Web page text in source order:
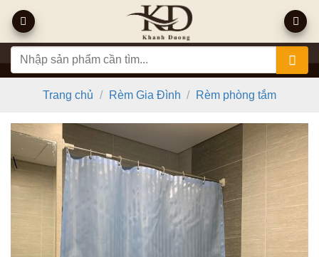
qua
nội
dung
Tìm
kiếm:
Trang chủ / Rèm Gia Đình / Rèm phòng tắm